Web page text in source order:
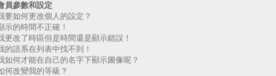
員參數和設定
要如何更改個人的設定？
示的時間不正確！
更改了時區但是時間還是顯示錯誤！
的語系在列表中找不到！
如何才能在自己的名字下顯示圖像呢？
何改變我的等級？